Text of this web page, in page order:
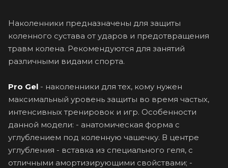
Наколенники предназначены для защиты
коленного сустава от ударов и предотвращения
травм колена. Рекомендуются для занятий
различными видами спорта.
Pro Gel - наколенники для тех, кому нужен
максимальный уровень защиты во время частых,
интенсивных тренировок и игр. Особенности
данной модели: - анатомическая форма с
углублением под коленную чашечку. В центре
углубления - вставка из специального геля, с
отличными амортизирующими свойствами; -